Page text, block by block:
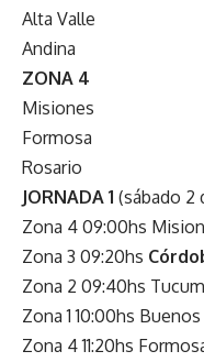
Alta Valle
Andina
ZONA 4
Misiones
Formosa
Rosario
JORNADA 1 (sábado 2
Zona 4 09:00hs
Zona 3 09:20hs
Zona 2 09:40hs
Zona 1 10:00hs
Zona 4 11:20hs